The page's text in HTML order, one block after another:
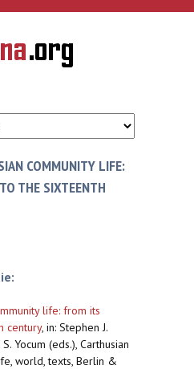
COMMUNITY LIFE:
THE SIXTEENTH
life: from its
century, in: Stephen J.
Yocum (eds.), Carthusian
world, texts, Berlin &